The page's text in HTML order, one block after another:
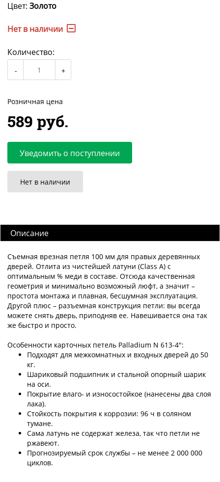
Цвет: Золото
Нет в наличии
Количество:
Розничная цена
589 руб.
Уведомить о поступлении
Нет в наличии
Описание
Съемная врезная петля 100 мм для правых деревянных
дверей. Отлита из чистейшей латуни (Class A) с
оптимальным % меди в составе. Отсюда качественная
геометрия и минимально возможный люфт, а значит –
простота монтажа и плавная, бесшумная эксплуатация.
Другой плюс – разъемная конструкция петли: вы всегда
можете снять дверь, приподняв ее. Навешивается она так
же быстро и просто.
Особенности карточных петель Palladium N 613-4":
Подходят для межкомнатных и входных дверей до 50
кг.
Шариковый подшипник и стальной опорный шарик
на оси.
Покрытие влаго- и износостойкое (нанесены два слоя
лака).
Стойкость покрытия к коррозии: 96 ч в соляном
тумане.
Сама латунь не содержат железа, так что петли не
ржавеют.
Прогнозируемый срок службы – не менее 2 000 000
циклов.